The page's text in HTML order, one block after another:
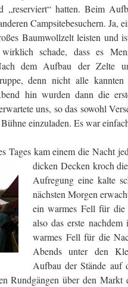
„reserviert“ hatten. Beim
Campsitebesuchern.
Baumwollzelt leisten und
schade, dass es
dem Aufbau der Zelte
denn nicht alle
hin wurden dann die
uns, so das sowohl
einzuladen. Es war
Tages kam einem die Nacht
dicken Decken kroch
Aufregung eine kalte
nächsten Morgen
ein warmes Fell für
also das erste
warmes Fell für die
Abends unter den
Aufbau der Stände auf
Rundgängen über den